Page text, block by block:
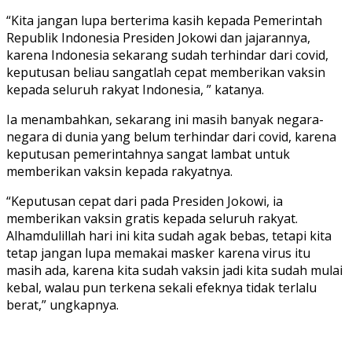
“Kita jangan lupa berterima kasih kepada Pemerintah
Republik Indonesia Presiden Jokowi dan jajarannya,
karena Indonesia sekarang sudah terhindar dari covid,
keputusan beliau sangatlah cepat memberikan vaksin
kepada seluruh rakyat Indonesia, ” katanya.
Ia menambahkan, sekarang ini masih banyak negara-
negara di dunia yang belum terhindar dari covid, karena
keputusan pemerintahnya sangat lambat untuk
memberikan vaksin kepada rakyatnya.
“Keputusan cepat dari pada Presiden Jokowi, ia
memberikan vaksin gratis kepada seluruh rakyat.
Alhamdulillah hari ini kita sudah agak bebas, tetapi kita
tetap jangan lupa memakai masker karena virus itu
masih ada, karena kita sudah vaksin jadi kita sudah mulai
kebal, walau pun terkena sekali efeknya tidak terlalu
berat,” ungkapnya.